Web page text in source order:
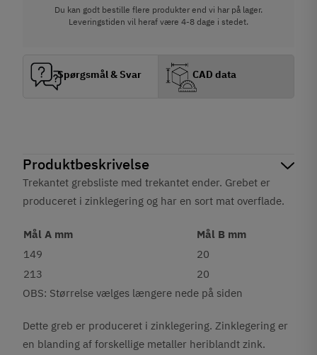
Produktbeskrivelse
Trekantet grebsliste med trekantet ender. Grebet er
produceret i zinklegering og har en sort mat overflade.
Mål A mm
Mål B mm
149
20
213
20
OBS: Størrelse vælges længere nede på siden
Dette greb er produceret i zinklegering. Zinklegering er
en blanding af forskellige metaller heriblandt zink.
Du kan godt bestille flere produkter end vi har på lager.
Leveringstiden vil heraf være 4-8 dage i stedet.
Spørgsmål & Svar CAD data